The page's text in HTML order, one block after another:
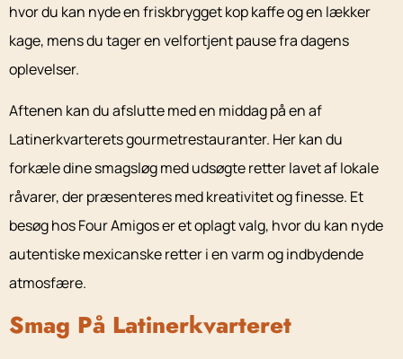
hvor du kan nyde en friskbrygget kop kaffe og en lækker
kage, mens du tager en velfortjent pause fra dagens
oplevelser.
Aftenen kan du afslutte med en middag på en af
Latinerkvarterets gourmetrestauranter. Her kan du
forkæle dine smagsløg med udsøgte retter lavet af lokale
råvarer, der præsenteres med kreativitet og finesse. Et
besøg hos Four Amigos er et oplagt valg, hvor du kan nyde
autentiske mexicanske retter i en varm og indbydende
atmosfære.
Smag På Latinerkvarteret